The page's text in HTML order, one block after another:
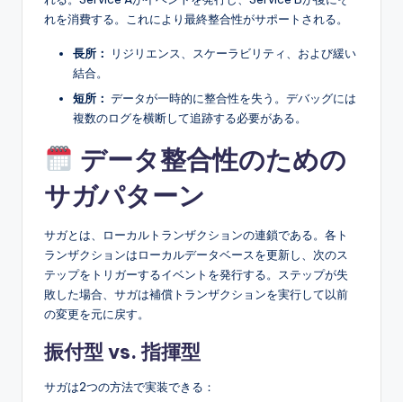
れを消費する。これにより最終整合性がサポートされる。
長所：
リジリエンス、スケーラビリティ、および緩い
結合。
短所： データが一時的に整合性を失う。デバッグには
複数のログを横断して追跡する必要がある。
データ整合性のための
サガパターン
サガとは、ローカルトランザクションの連鎖である。各ト
ランザクションはローカルデータベースを更新し、次のス
テップをトリガーするイベントを発行する。ステップが失
敗した場合、サガは補償トランザクションを実行して以前
の変更を元に戻す。
振付型 vs. 指揮型
サガは2つの方法で実装できる：